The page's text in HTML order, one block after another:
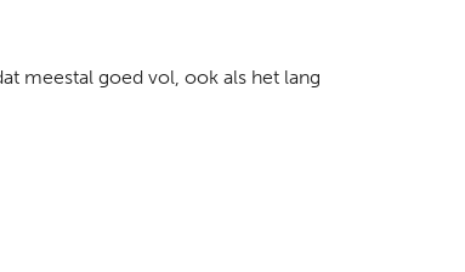
meestal goed vol, ook als het lang